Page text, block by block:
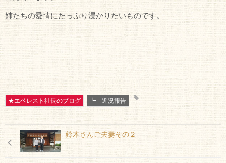
姉たちの愛情にたっぷり浸かりたいものです。
★エベレスト社長のブログ ┗ 近況報告
鈴木さんご夫妻その２